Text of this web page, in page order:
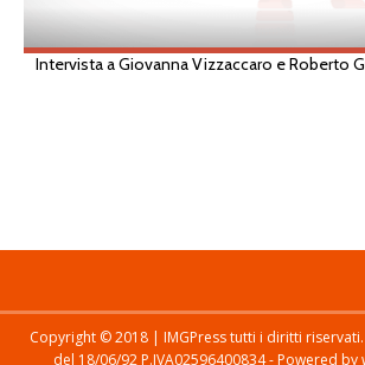
Copyright © 2018 | IMGPress tutti i diritti riservati.
del 18/06/92 P.IVA02596400834 - Powered